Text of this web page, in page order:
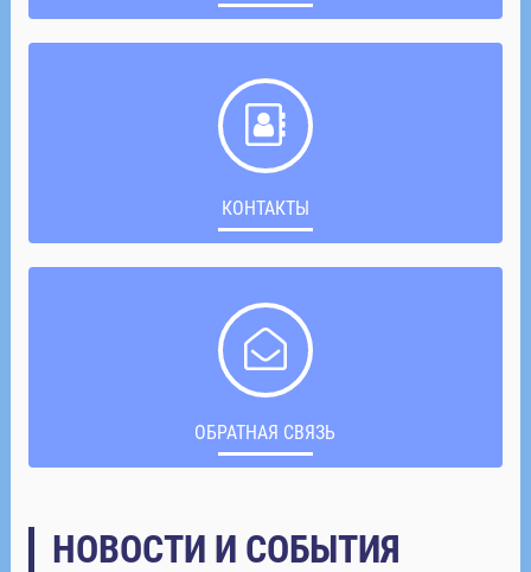
КОНТАКТЫ
ОБРАТНАЯ СВЯЗЬ
НОВОСТИ И СОБЫТИЯ